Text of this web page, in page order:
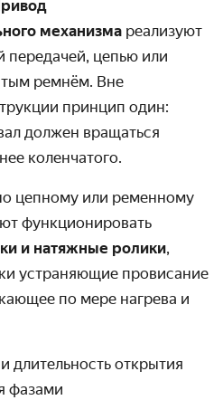
механизма реализуют
передачей, цепью или
ремнём. Вне
принцип один:
должен вращаться
коленчатого.
цепному или ременному
функционировать
и натяжные ролики,
устраняющие провисание
по мере нагрева и
длительность открытия
фазами